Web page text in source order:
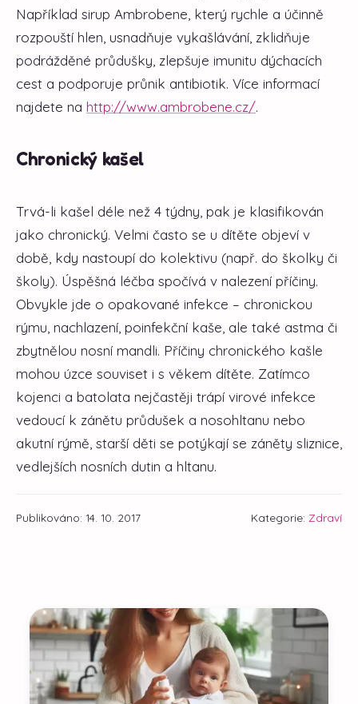
Například sirup Ambrobene, který rychle a účinně
rozpouští hlen, usnadňuje vykašlávání, zklidňuje
podrážděné průdušky, zlepšuje imunitu dýchacích
cest a podporuje průnik antibiotik. Více informací
najdete na http://www.ambrobene.cz/.
Chronický kašel
Trvá-li kašel déle než 4 týdny, pak je klasifikován
jako chronický. Velmi často se u dítěte objeví v
době, kdy nastoupí do kolektivu (např. do školky či
školy). Úspěšná léčba spočívá v nalezení příčiny.
Obvykle jde o opakované infekce – chronickou
rýmu, nachlazení, poinfekční kaše, ale také astma či
zbytnělou nosní mandli. Příčiny chronického kašle
mohou úzce souviset i s věkem dítěte. Zatímco
kojenci a batolata nejčastěji trápí virové infekce
vedoucí k zánětu průdušek a nosohltanu nebo
akutní rýmě, starší děti se potýkají se záněty sliznice,
vedlejších nosních dutin a hltanu.
Publikováno: 14. 10. 2017 Kategorie: Zdraví